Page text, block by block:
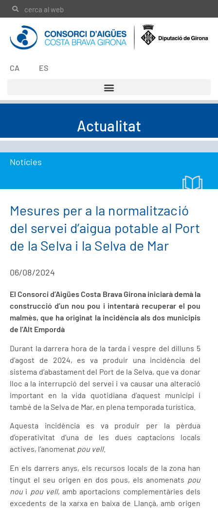
CA ES
Actualitat
Notícies
Mesures per a la normalització
del servei d’aigua potable al Port
de la Selva i la Selva de Mar
06/08/2024
El Consorci d’Aigües Costa Brava Girona iniciarà demà la
construcció d’un nou pou i intentarà recuperar el pou
malmès, que ha originat la incidència als dos municipis
de l’Alt Empordà
Durant la darrera hora de la tarda i vespre del dilluns 5
d’agost de 2024, es va produir una incidència del
sistema d’abastament del Port de la Selva, que va donar
lloc a la interrupció del servei i va causar una alteració
important en la vida quotidiana d’aquest municipi i
també de la Selva de Mar, en plena temporada turística.
Aquesta incidència es va produir per la pèrdua
d’operativitat d’una de les dues captacions locals
actives, l’anomenat pou vell.
En els darrers anys, els recursos locals de la zona han
tingut el seu origen en dos pous, els anomenats pou
noui pou vell, amb aportacions complementàries dels
excedents de la xarxa en baixa de Llançà, amb origen